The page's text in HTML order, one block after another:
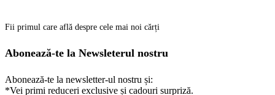
Fii primul care află despre cele mai noi cărți
Abonează-te la Newsleterul nostru
Abonează-te la newsletter-ul nostru și:
*Vei primi reduceri exclusive și cadouri surpriză.